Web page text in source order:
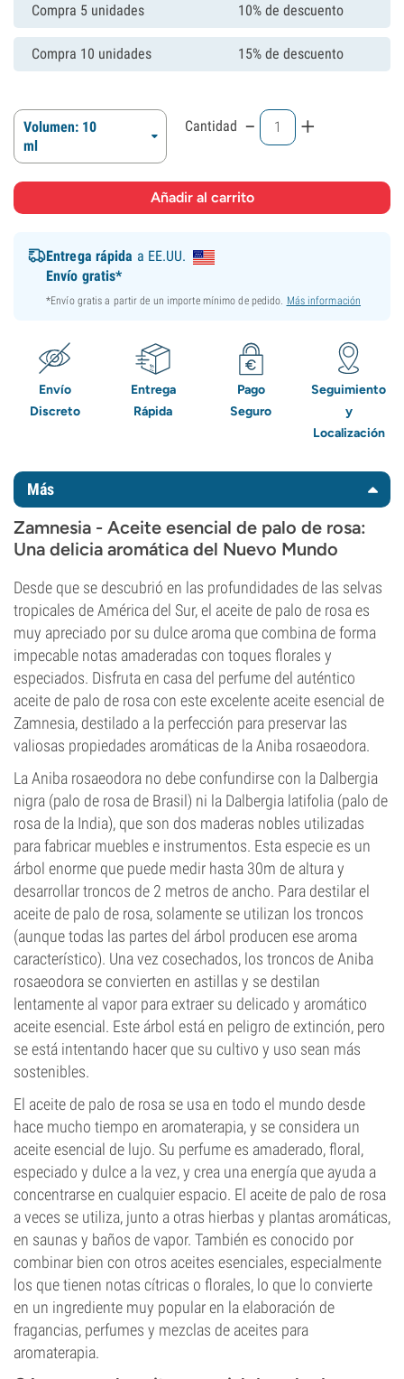
Compra 5 unidades 10% de descuento
Compra 10 unidades 15% de descuento
Volumen: 10
ml
Cantidad - +
Entrega rápida a EE.UU.
Envío gratis*
*Envío gratis a partir de un importe mínimo de pedido. Más información
Envío
Discreto
Entrega
Rápida
Pago
Seguro
Seguimiento
y
Localización
Más
Zamnesia - Aceite esencial de palo de rosa:
Una delicia aromática del Nuevo Mundo
Desde que se descubrió en las profundidades de las selvas
tropicales de América del Sur, el aceite de palo de rosa es
muy apreciado por su dulce aroma que combina de forma
impecable notas amaderadas con toques florales y
especiados. Disfruta en casa del perfume del auténtico
aceite de palo de rosa con este excelente aceite esencial de
Zamnesia, destilado a la perfección para preservar las
valiosas propiedades aromáticas de la Aniba rosaeodora.
La Aniba rosaeodora no debe confundirse con la Dalbergia
nigra (palo de rosa de Brasil) ni la Dalbergia latifolia (palo de
rosa de la India), que son dos maderas nobles utilizadas
para fabricar muebles e instrumentos. Esta especie es un
árbol enorme que puede medir hasta 30m de altura y
desarrollar troncos de 2 metros de ancho. Para destilar el
aceite de palo de rosa, solamente se utilizan los troncos
(aunque todas las partes del árbol producen ese aroma
característico). Una vez cosechados, los troncos de Aniba
rosaeodora se convierten en astillas y se destilan
lentamente al vapor para extraer su delicado y aromático
aceite esencial. Este árbol está en peligro de extinción, pero
se está intentando hacer que su cultivo y uso sean más
sostenibles.
El aceite de palo de rosa se usa en todo el mundo desde
hace mucho tiempo en aromaterapia, y se considera un
aceite esencial de lujo. Su perfume es amaderado, floral,
especiado y dulce a la vez, y crea una energía que ayuda a
concentrarse en cualquier espacio. El aceite de palo de rosa
a veces se utiliza, junto a otras hierbas y plantas aromáticas,
en saunas y baños de vapor. También es conocido por
combinar bien con otros aceites esenciales, especialmente
los que tienen notas cítricas o florales, lo que lo convierte
en un ingrediente muy popular en la elaboración de
fragancias, perfumes y mezclas de aceites para
aromaterapia.